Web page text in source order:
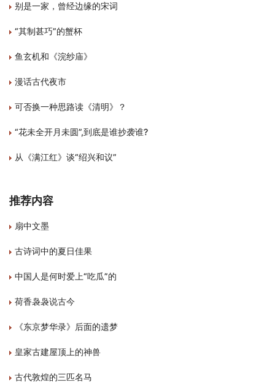
别是一家，曾经边缘的宋词
“其制甚巧”的蟹杯
鱼玄机和《浣纱庙》
漫话古代夜市
可否换一种思路读《清明》？
“花未全开月未圆”,到底是谁抄袭谁?
从《满江红》谈“绍兴和议”
推荐内容
扇中文墨
古诗词中的夏日佳果
中国人是何时爱上“吃瓜”的
荷香袅袅说古今
《东京梦华录》后面的遗梦
皇家古建屋顶上的神兽
古代敦煌的三匹名马